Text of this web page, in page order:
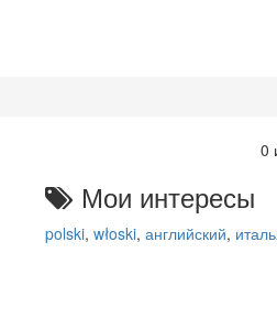
0
Мои интересы
polski, włoski, английский,